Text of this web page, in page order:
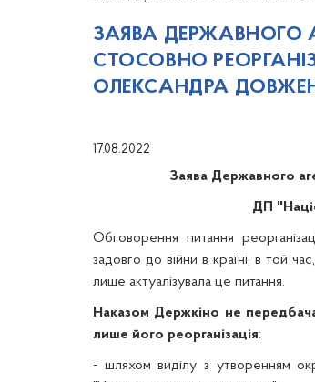
ЗАЯВА ДЕРЖАВНОГО
СТОСОВНО
ОЛЕКСАНДРА
17.08.2022
Заява Державного
ДП
Обговорення питання
задовго до війни в країні, в той
лише актуалізувала це питання.
Наказом Держкіно не
лише його реорганізація:
- шляхом виділу з утворенням